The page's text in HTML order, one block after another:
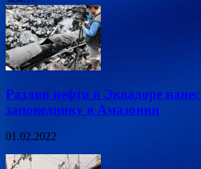
Разлив нефти в Эквадоре
заповеднику в Амазонии
01.02.2022